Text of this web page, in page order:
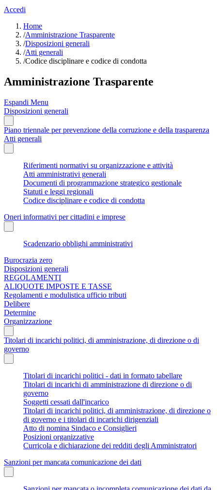
Accedi
Home
/Amministrazione Trasparente
/Disposizioni generali
/Atti generali
/Codice disciplinare e codice di condotta
Amministrazione Trasparente
Espandi Menu
Disposizioni generali
Piano triennale per prevenzione della corruzione e della trasparenza
Atti generali
Riferimenti normativi su organizzazione e attività
Atti amministrativi generali
Documenti di programmazione strategico gestionale
Statuti e leggi regionali
Codice disciplinare e codice di condotta
Oneri informativi per cittadini e imprese
Scadenzario obblighi amministrativi
Burocrazia zero
Disposizioni generali
REGOLAMENTI
ALIQUOTE IMPOSTE E TASSE
Regolamenti e modulistica ufficio tributi
Delibere
Determine
Organizzazione
Titolari di incarichi politici, di amministrazione, di direzione o di
governo
Titolari di incarichi politici - dati in formato tabellare
Titolari di incarichi di amministrazione di direzione o di
governo
Soggetti cessati dall'incarico
Titolari di incarichi politici, di amministrazione, di direzione o
di governo e i titolari di incarichi dirigenziali
Atto di nomina Sindaco e Consiglieri
Posizioni organizzative
Curricola e dichiarazione dei redditi degli Amministratori
Sanzioni per mancata comunicazione dei dati